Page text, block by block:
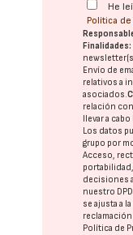
He
Política
Finalidades:
Envío de
relativos a
asociados.
relación
llevar a
Los datos
grupo por
Acceso,
decisiones
nuestro DPD
se ajusta a
Política de